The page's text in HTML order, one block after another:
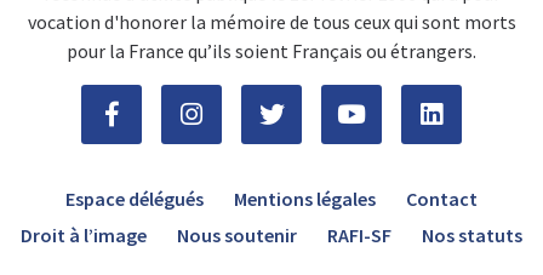
vocation d'honorer la mémoire de tous ceux qui sont morts
pour la France qu’ils soient Français ou étrangers.
Espace délégués Mentions légales
Contact
Droit à l’image
Nous soutenir RAFI-SF Nos statuts